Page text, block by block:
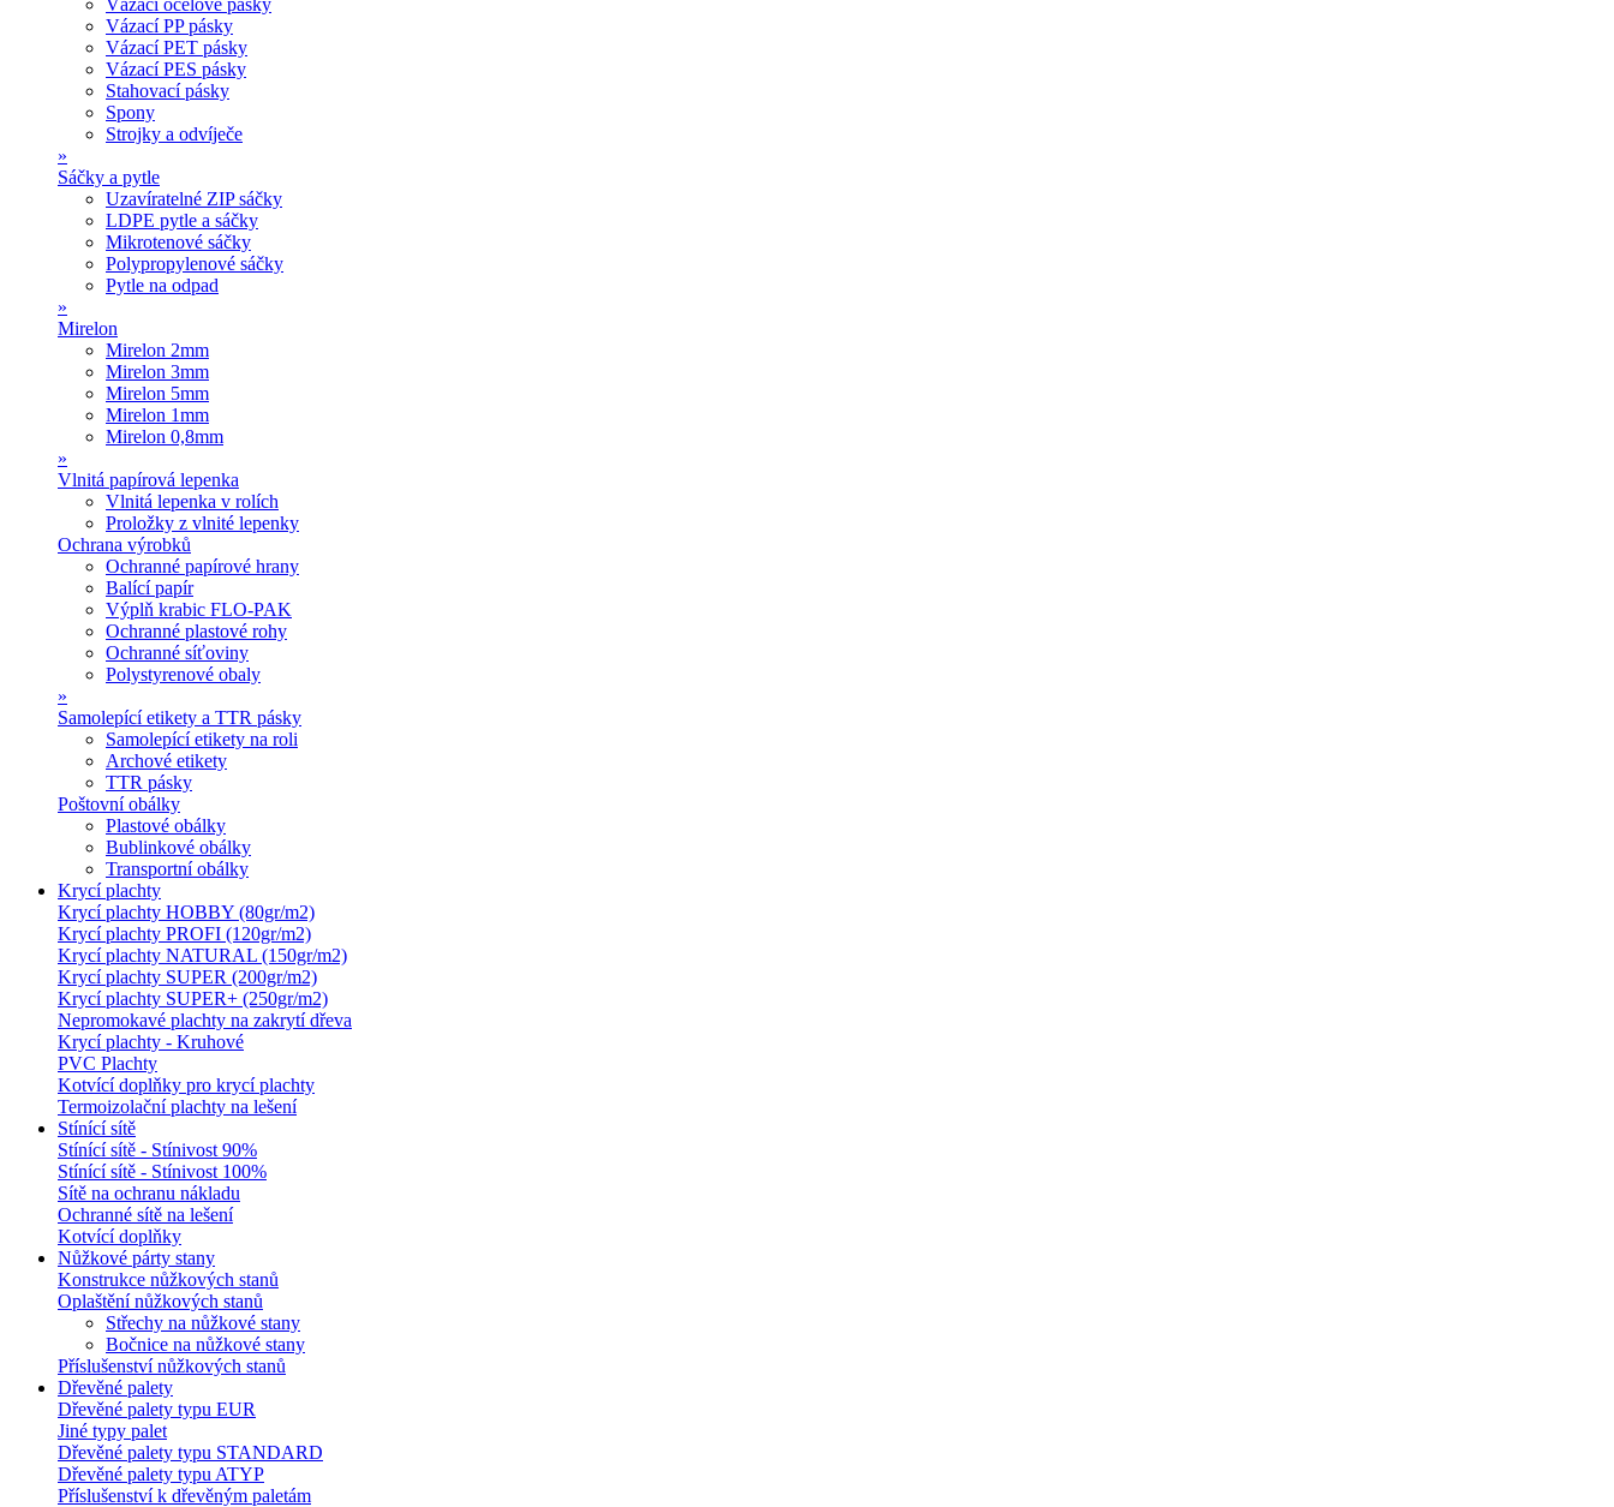
Vázací ocelové pásky
Vázací PP pásky
Vázací PET pásky
Vázací PES pásky
Stahovací pásky
Spony
Strojky a odvíječe
»
Sáčky a pytle
Uzavíratelné ZIP sáčky
LDPE pytle a sáčky
Mikrotenové sáčky
Polypropylenové sáčky
Pytle na odpad
»
Mirelon
Mirelon 2mm
Mirelon 3mm
Mirelon 5mm
Mirelon 1mm
Mirelon 0,8mm
»
Vlnitá papírová lepenka
Vlnitá lepenka v rolích
Proložky z vlnité lepenky
Ochrana výrobků
Ochranné papírové hrany
Balící papír
Výplň krabic FLO-PAK
Ochranné plastové rohy
Ochranné síťoviny
Polystyrenové obaly
»
Samolepící etikety a TTR pásky
Samolepící etikety na roli
Archové etikety
TTR pásky
Poštovní obálky
Plastové obálky
Bublinkové obálky
Transportní obálky
Krycí plachty
Krycí plachty HOBBY (80gr/m2)
Krycí plachty PROFI (120gr/m2)
Krycí plachty NATURAL (150gr/m2)
Krycí plachty SUPER (200gr/m2)
Krycí plachty SUPER+ (250gr/m2)
Nepromokavé plachty na zakrytí dřeva
Krycí plachty - Kruhové
PVC Plachty
Kotvící doplňky pro krycí plachty
Termoizolační plachty na lešení
Stínící sítě
Stínící sítě - Stínivost 90%
Stínící sítě - Stínivost 100%
Sítě na ochranu nákladu
Ochranné sítě na lešení
Kotvící doplňky
Nůžkové párty stany
Konstrukce nůžkových stanů
Oplaštění nůžkových stanů
Střechy na nůžkové stany
Bočnice na nůžkové stany
Příslušenství nůžkových stanů
Dřevěné palety
Dřevěné palety typu EUR
Jiné typy palet
Dřevěné palety typu STANDARD
Dřevěné palety typu ATYP
Příslušenství k dřevěným paletám